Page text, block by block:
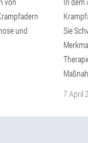
und
Sie
7 April